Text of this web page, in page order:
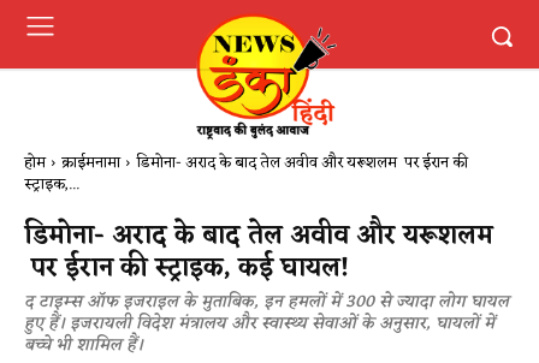
होम क्राईमनामा डिमोना- अराद के बाद तेल अवीव और यरूशलम पर ईरान की
स्ट्राइक,...
डिमोना- अराद के बाद तेल अवीव और यरूशलम
पर ईरान की स्ट्राइक, कई घायल!
द टाइम्स ऑफ इजराइल के मुताबिक, इन हमलों में 300 से ज्यादा लोग घायल
हुए हैं। इजरायली विदेश मंत्रालय और स्वास्थ्य सेवाओं के अनुसार, घायलों में
बच्चे भी शामिल हैं।